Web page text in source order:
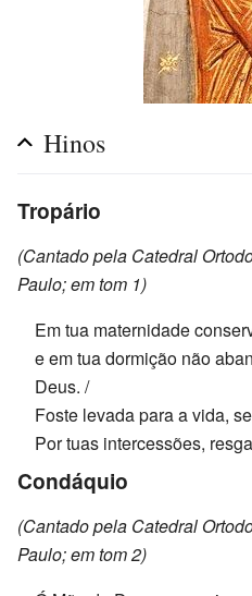
Hinos
Tropário
(Cantado pela Catedral
Paulo; em tom 1)
Em tua maternidade
e em tua dormição não
Deus. /
Foste levada para a vida,
Por tuas intercessões,
Condáquio
(Cantado pela Catedral
Paulo; em tom 2)